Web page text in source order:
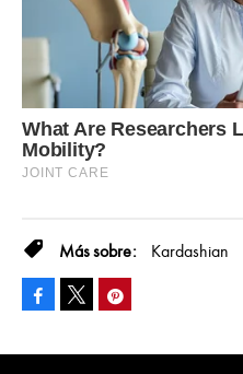
Kardashian
Facebook